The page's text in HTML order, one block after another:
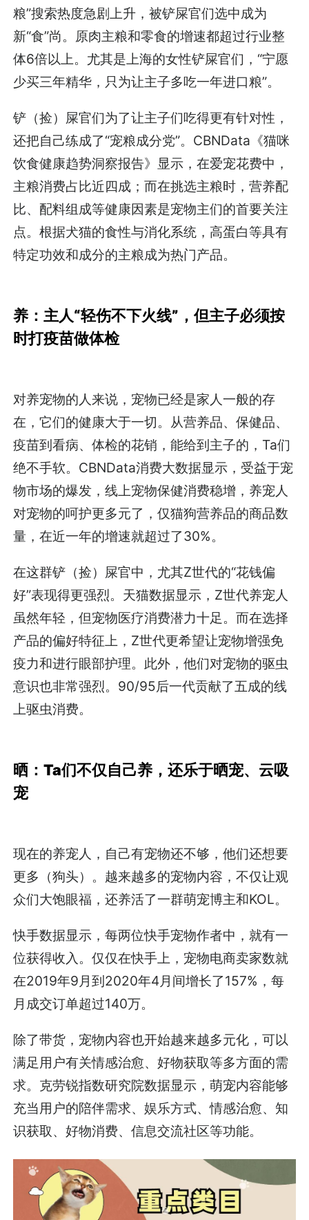
粮”搜索热度急剧上升，被铲屎官们选中成为
新“食”尚。原肉主粮和零食的增速都超过行业整
体6倍以上。尤其是上海的女性铲屎官们，“宁愿
少买三年精华，只为让主子多吃一年进口粮”。
铲（捡）屎官们为了让主子们吃得更有针对性，
还把自己练成了“宠粮成分党”。CBNData《猫咪
饮食健康趋势洞察报告》显示，在爱宠花费中，
主粮消费占比近四成；而在挑选主粮时，营养配
比、配料组成等健康因素是宠物主们的首要关注
点。根据犬猫的食性与消化系统，高蛋白等具有
特定功效和成分的主粮成为热门产品。
养：主人“轻伤不下火线”，但主子必须按
时打疫苗做体检
对养宠物的人来说，宠物已经是家人一般的存
在，它们的健康大于一切。从营养品、保健品、
疫苗到看病、体检的花销，能给到主子的，Ta们
绝不手软。CBNData消费大数据显示，受益于宠
物市场的爆发，线上宠物保健消费稳增，养宠人
对宠物的呵护更多元了，仅猫狗营养品的商品数
量，在近一年的增速就超过了30%。
在这群铲（捡）屎官中，尤其Z世代的“花钱偏
好”表现得更强烈。天猫数据显示，Z世代养宠人
虽然年轻，但宠物医疗消费潜力十足。而在选择
产品的偏好特征上，Z世代更希望让宠物增强免
疫力和进行眼部护理。此外，他们对宠物的驱虫
意识也非常强烈。90/95后一代贡献了五成的线
上驱虫消费。
晒：Ta们不仅自己养，还乐于晒宠、云吸
宠
现在的养宠人，自己有宠物还不够，他们还想要
更多（狗头）。越来越多的宠物内容，不仅让观
众们大饱眼福，还养活了一群萌宠博主和KOL。
快手数据显示，每两位快手宠物作者中，就有一
位获得收入。仅仅在快手上，宠物电商卖家数就
在2019年9月到2020年4月间增长了157%，每
月成交订单超过140万。
除了带货，宠物内容也开始越来越多元化，可以
满足用户有关情感治愈、好物获取等多方面的需
求。克劳锐指数研究院数据显示，萌宠内容能够
充当用户的陪伴需求、娱乐方式、情感治愈、知
识获取、好物消费、信息交流社区等功能。